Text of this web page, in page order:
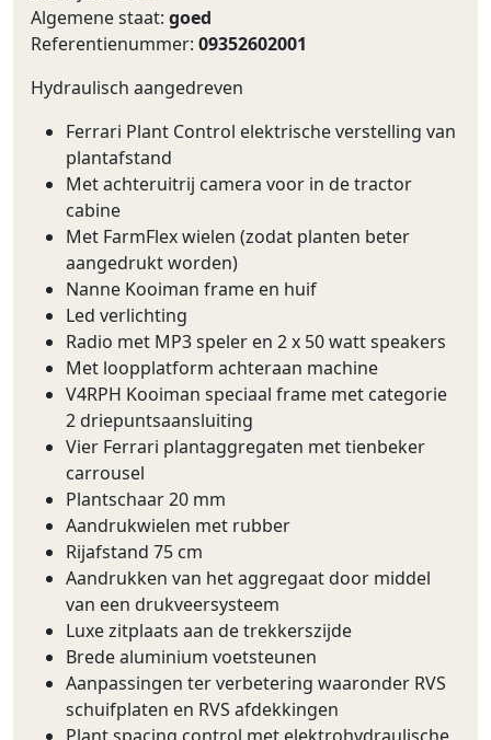
Algemene staat: goed
Referentienummer: 09352602001
Hydraulisch aangedreven
Ferrari Plant Control elektrische verstelling van
plantafstand
Met achteruitrij camera voor in de tractor
cabine
Met FarmFlex wielen (zodat planten beter
aangedrukt worden)
Nanne Kooiman frame en huif
Led verlichting
Radio met MP3 speler en 2 x 50 watt speakers
Met loopplatform achteraan machine
V4RPH Kooiman speciaal frame met categorie
2 driepuntsaansluiting
Vier Ferrari plantaggregaten met tienbeker
carrousel
Plantschaar 20 mm
Aandrukwielen met rubber
Rijafstand 75 cm
Aandrukken van het aggregaat door middel
van een drukveersysteem
Luxe zitplaats aan de trekkerszijde
Brede aluminium voetsteunen
Aanpassingen ter verbetering waaronder RVS
schuifplaten en RVS afdekkingen
Plant spacing control met elektrohydraulische